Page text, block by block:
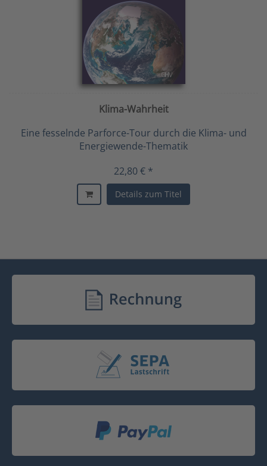
Klima-Wahrheit
Eine fesselnde Parforce-Tour durch die Klima- und
Energiewende-Thematik
22,80 € *
Details zum Titel